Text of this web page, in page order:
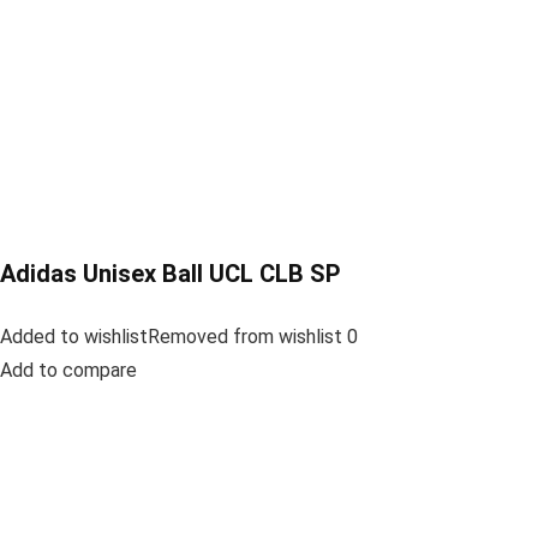
Adidas Unisex Ball UCL CLB SP
Added to wishlistRemoved from wishlist 0
Add to compare